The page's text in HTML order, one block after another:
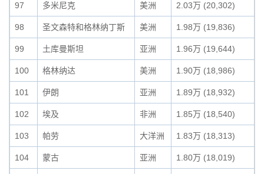
97 多米尼克 美洲 2.03万 (20,302)
98 圣文森特和格林纳丁斯 美洲 1.98万 (19,836)
99 土库曼斯坦 亚洲 1.96万 (19,644)
100 格林纳达 美洲 1.90万 (18,986)
101 伊朗 亚洲 1.89万 (18,932)
102 埃及 非洲 1.85万 (18,540)
103 帕劳 大洋洲 1.83万 (18,313)
104 蒙古 亚洲 1.80万 (18,019)